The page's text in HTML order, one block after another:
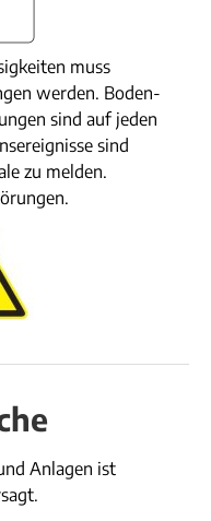
muss
werden. Boden-
sind auf jeden
sind
zu melden.
Anlagen ist